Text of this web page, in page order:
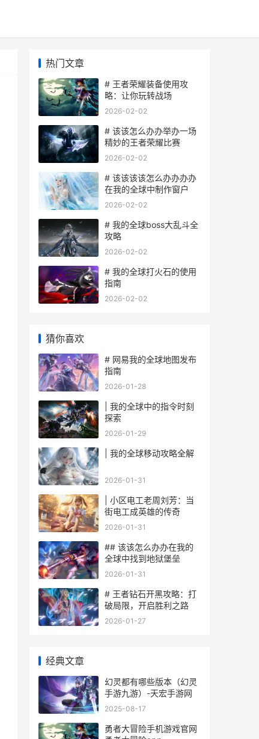
热门文章
# 王者荣耀装备使用攻
略：让你玩转战场
2026-02-02
# 该该怎么办办举办一场
精妙的王者荣耀比赛
2026-02-02
# 该该该该怎么办办办办
在我的全球中制作窗户
2026-02-02
# 我的全球boss大乱斗全
攻略
2026-02-02
# 我的全球打火石的使用
指南
2026-02-02
猜你喜欢
# 网易我的全球地图发布
指南
2026-01-28
| 我的全球中的指令时刻
探索
2026-01-29
| 我的全球移动攻略全解
2026-01-31
| 小区电工老周刘芳：当
街电工成英雄的传奇
2026-01-31
## 该该怎么办办在我的
全球中找到地狱堡垒
2026-01-31
# 王者钻石开黑攻略：打
破局限，开启胜利之路
2026-01-27
经典文章
幻灵都有哪些版本（幻灵
手游九游）-天宏手游网
2025-08-17
勇者大冒险手机游戏官网